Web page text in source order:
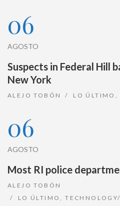
06
AGOSTO
Suspects in Federal Hill
New York
ALEJO TOBÓN LO ÚLTIMO
06
AGOSTO
Most RI police
ALEJO TOBÓN
LO ÚLTIMO
,